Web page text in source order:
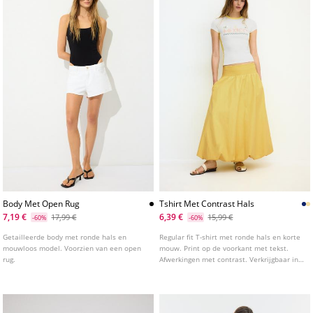
Body Met Open Rug
7,19 €
-60% 17,99 €
Getailleerde body met ronde hals en
mouwloos model. Voorzien van een open
rug.
Tshirt Met Contrast Hals
6,39 €
-60% 15,99 €
Regular fit T-shirt met ronde hals en korte
mouw. Print op de voorkant met tekst.
Afwerkingen met contrast. Verkrijgbaar in